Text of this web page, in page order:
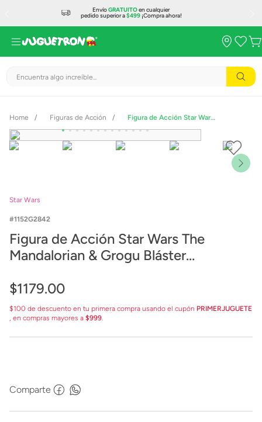
EnvíoGRATUITOen cualquier
pedido superior a$499¡Compra ahora!
Encuentra algo increíble...
Figuras de Acción Figura de Acción Star Wars The Mandalorian & Grogu Bláster Cazarrecompensas G2842
Star Wars
1152G2842
Figura de Acción Star Wars The
Mandalorian & Grogu Bláster
$1179.00
$100 de descuento en tu primera compra usando el cupón PRIMERJUGUETE
, en compras mayores a $999.
Comparte